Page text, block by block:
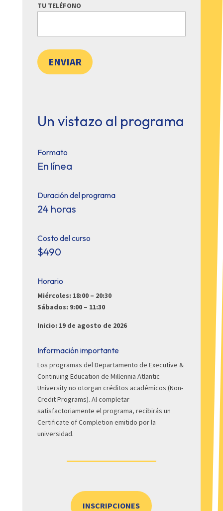
TU TELÉFONO
ENVIAR
Un vistazo al programa
Formato
En línea
Duración del programa
24 horas
Costo del curso
$490
Horario
Miércoles: 18:00 – 20:30
Sábados: 9:00 – 11:30
Inicio: 19 de agosto de 2026
Información importante
Los programas del Departamento de Executive &
Continuing Education de Millennia Atlantic
University no otorgan créditos académicos (Non-
Credit Programs). Al completar
satisfactoriamente el programa, recibirás un
Certificate of Completion emitido por la
universidad.
INSCRIPCIONES